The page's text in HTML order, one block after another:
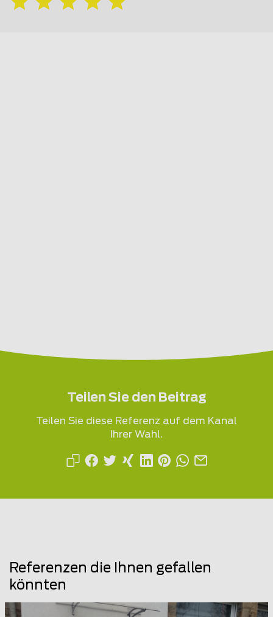
Teilen Sie den Beitrag
Teilen Sie diese Referenz auf dem Kanal
Ihrer Wahl.
Referenzen die Ihnen gefallen
könnten